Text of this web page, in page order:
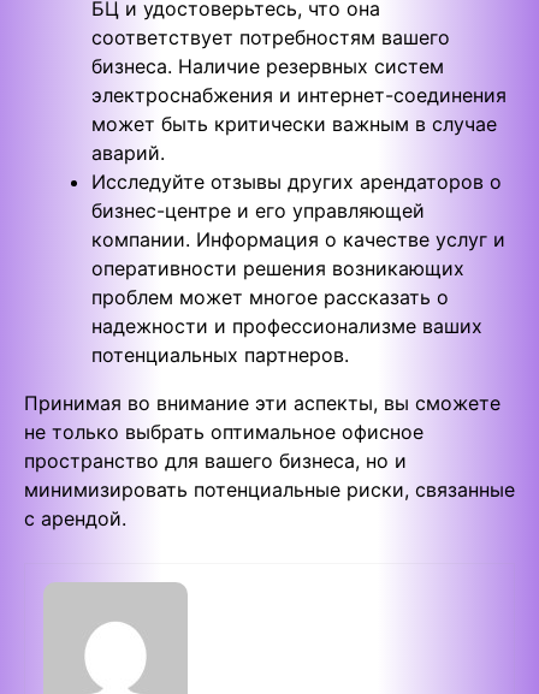
БЦ и удостоверьтесь, что она
соответствует потребностям вашего
бизнеса. Наличие резервных систем
электроснабжения и интернет-соединения
может быть критически важным в случае
аварий.
Исследуйте отзывы других арендаторов о
бизнес-центре и его управляющей
компании. Информация о качестве услуг и
оперативности решения возникающих
проблем может многое рассказать о
надежности и профессионализме ваших
потенциальных партнеров.
Принимая во внимание эти аспекты, вы сможете
не только выбрать оптимальное офисное
пространство для вашего бизнеса, но и
минимизировать потенциальные риски, связанные
с арендой.